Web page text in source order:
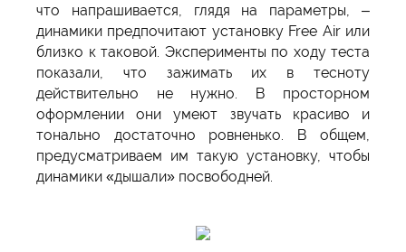
что напрашивается, глядя на параметры, –
динамики предпочитают установку Free Air или
близко к таковой. Эксперименты по ходу теста
показали, что зажимать их в тесноту
действительно не нужно. В просторном
оформлении они умеют звучать красиво и
тонально достаточно ровненько. В общем,
предусматриваем им такую установку, чтобы
динамики «дышали» посвободней.